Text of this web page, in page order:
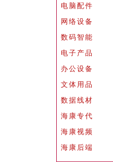
电脑配件
网络设备
数码智能
电子产品
办公设备
文体用品
数据线材
海康专代
海康视频
海康后端